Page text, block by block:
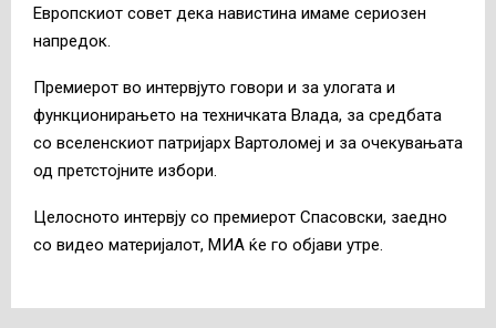
Европскиот совет дека навистина имаме сериозен
напредок.
Премиерот во интервјуто говори и за улогата и
функционирањето на техничката Влада, за средбата
со вселенскиот патријарх Вартоломеј и за очекувањата
од претстојните избори.
Целосното интервју со премиерот Спасовски, заедно
со видео материјалот, МИА ќе го објави утре.